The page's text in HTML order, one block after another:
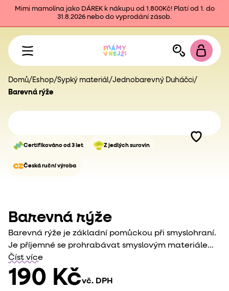
Mimi mamolína jako DÁREK k nákupu od 1.800Kč! Platí od 1. do
31.8.2026 nebo do vyprodání zásob.
Domů/ Eshop/Sypký materiál/Jednobarevný Duháčci/
Barevná rýže
Certifikováno od 3 let Z jedlých surovin
Česká ruční výroba
Barevná rýže
Barevná rýže je základní pomůckou při smyslohraní.
Je příjemné se prohrabávat smyslovým materiálem,
hledat v něm věci, nabírat a přesypávat. Tvořit z něj
různé světy zabaví nejedno dítě a dokonce i
dospělé.
Číst více
190 Kčvč. DPH